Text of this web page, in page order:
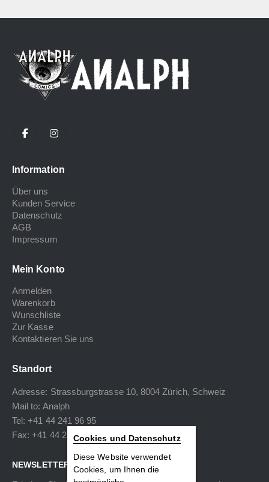
Information
Über uns
Kunden Service
Datenschutz
AGB
Impressum
Mein Konto
Anmelden
Warenkorb
Wunschliste
Zur Kasse
Kontaktieren Sie uns
Standort
Adresse: Strassburgstrasse 10, 8004 Zürich, Schweiz
Mail to: Analph
Tel: +41 44 241 96 95
Fax: +41 44 240 34 40
NEWSLETTER
Cookies und Datenschutz
Diese Website verwendet
Cookies, um Ihnen die